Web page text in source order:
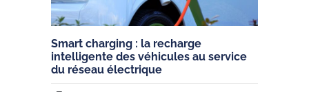
Smart charging : la recharge
intelligente des véhicules au service
du réseau électrique